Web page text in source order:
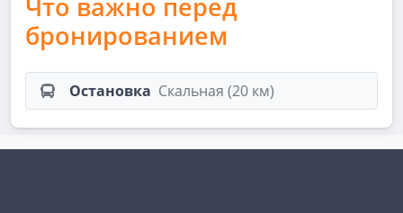
Что важно перед
бронированием
Остановка Скальная (20 км)